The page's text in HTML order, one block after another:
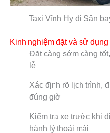
Taxi Vĩnh Hy đi Sân
Kinh nghiệm đặt và sử dụng
Đặt càng sớm càng
lễ
Xác định rõ lịch trình,
đúng giờ
Kiểm tra xe trước khi
hành lý thoải mái